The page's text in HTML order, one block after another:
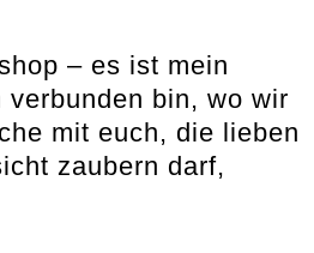
– es ist mein
bin, wo wir
mit euch, die lieben
zaubern darf,